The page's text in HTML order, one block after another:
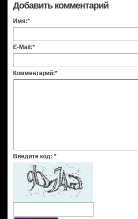
Добавить комментарий
Имя:*
E-Mail:*
Комментарий:*
Введите код: *